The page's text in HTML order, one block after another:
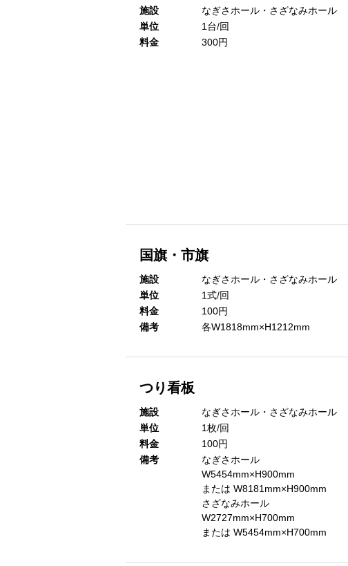
施設
なぎさホール・さざなみホール
単位
1台/回
料金
300円
国旗・市旗
施設
なぎさホール・さざなみホール
単位
1式/回
料金
100円
備考
各W1818mm×H1212mm
つり看板
施設
なぎさホール・さざなみホール
単位
1枚/回
料金
100円
備考
なぎさホール
W5454mm×H900mm
または W8181mm×H900mm
さざなみホール
W2727mm×H700mm
または W5454mm×H700mm